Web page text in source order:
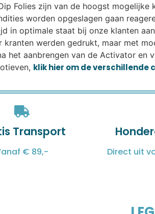
Folies zijn van de hoogst
worden opgeslagen gaan
in optimale staat bij onze klanten
kranten werden gedrukt, maar met
het aanbrengen van de Activator en
klik hier om de verschillende
Transport
€ 89,- Direct uit